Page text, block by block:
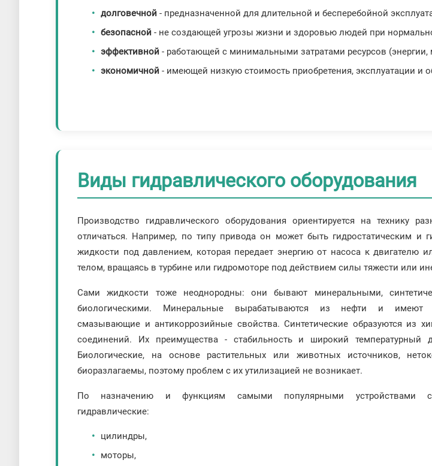
долговечной - предназначенной для длительной и бесперебойной
безопасной - не создающей угрозы жизни и здоровью людей при
эффективной - работающей с минимальными затратами ресурсов (энергии,
экономичной - имеющей низкую стоимость приобретения, эксплуатации и
Виды гидравлического оборудования
Производство гидравлического оборудования ориентируется на технику
отличаться. Например, по типу привода он может быть гидростатическим и
жидкости под давлением, которая передает энергию от насоса к двигателю
телом, вращаясь в турбине или гидромоторе под действием силы тяжести или
Сами жидкости тоже неоднородны: они бывают минеральными,
биологическими. Минеральные вырабатываются из нефти и имеют
смазывающие и антикоррозийные свойства. Синтетические образуются из
соединений. Их преимущества - стабильность и широкий температурный
Биологические, на основе растительных или животных источников,
биоразлагаемы, поэтому проблем с их утилизацией не возникает.
По назначению и функциям самыми популярными устройствами
гидравлические:
цилиндры,
моторы,